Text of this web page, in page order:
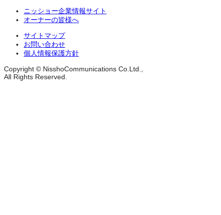
ニッショー企業情報サイト
オーナーの皆様へ
サイトマップ
お問い合わせ
個人情報保護方針
Copyright © NisshoCommunications Co.Ltd.,
All Rights Reserved.